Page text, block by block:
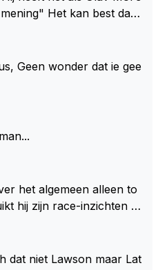
Het kan best dat
in een tijd zonder r
Geen wonder dat ie gee
het algemeen alleen to
hij zijn race-inzichten q
dus wat dat betreft h
dat niet Lawson maar Lat